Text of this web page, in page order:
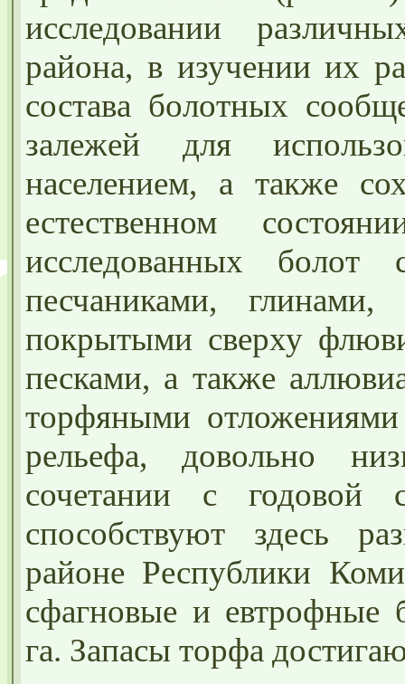
исследовании
района, в изучении их
состава болотных
залежей для
населением, а также
естественном
исследованных болот
песчаниками, глинами,
покрытыми сверху
песками, а также
торфяными
рельефа, довольно
сочетании с годовой
способствуют здесь
районе Республики
сфагновые и
га. Запасы торфа